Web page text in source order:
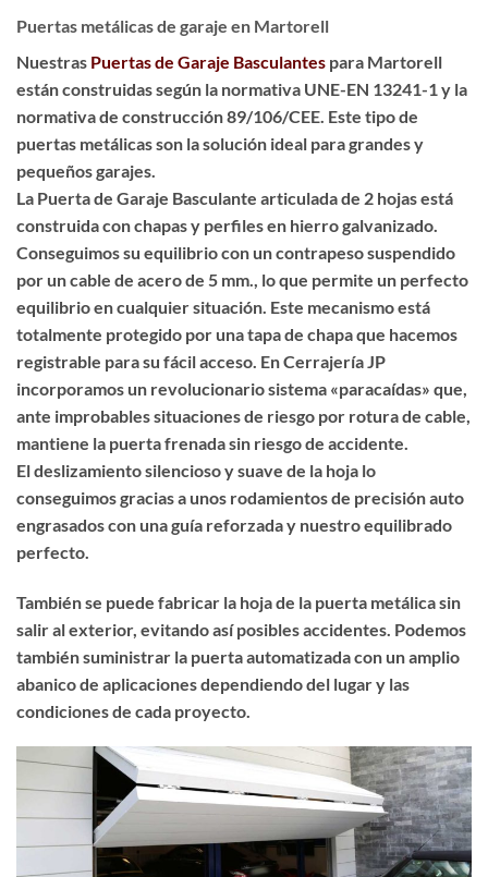
Puertas metálicas de garaje en Martorell
Nuestras Puertas de Garaje Basculantes para Martorell
están construidas según la normativa UNE-EN 13241-1 y la
normativa de construcción 89/106/CEE. Este tipo de
puertas metálicas son la solución ideal para grandes y
pequeños garajes.
La Puerta de Garaje Basculante articulada de 2 hojas está
construida con chapas y perfiles en hierro galvanizado.
Conseguimos su equilibrio con un contrapeso suspendido
por un cable de acero de 5 mm., lo que permite un perfecto
equilibrio en cualquier situación. Este mecanismo está
totalmente protegido por una tapa de chapa que hacemos
registrable para su fácil acceso. En Cerrajería JP
incorporamos un revolucionario sistema «paracaídas» que,
ante improbables situaciones de riesgo por rotura de cable,
mantiene la puerta frenada sin riesgo de accidente.
El deslizamiento silencioso y suave de la hoja lo
conseguimos gracias a unos rodamientos de precisión auto
engrasados con una guía reforzada y nuestro equilibrado
perfecto.
También se puede fabricar la hoja de la puerta metálica sin
salir al exterior, evitando así posibles accidentes. Podemos
también suministrar la puerta automatizada con un amplio
abanico de aplicaciones dependiendo del lugar y las
condiciones de cada proyecto.